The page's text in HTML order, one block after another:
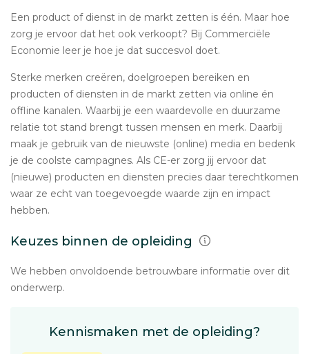
Een product of dienst in de markt zetten is één. Maar hoe
zorg je ervoor dat het ook verkoopt? Bij Commerciële
Economie leer je hoe je dat succesvol doet.
Sterke merken creëren, doelgroepen bereiken en
producten of diensten in de markt zetten via online én
offline kanalen. Waarbij je een waardevolle en duurzame
relatie tot stand brengt tussen mensen en merk. Daarbij
maak je gebruik van de nieuwste (online) media en bedenk
je de coolste campagnes. Als CE-er zorg jij ervoor dat
(nieuwe) producten en diensten precies daar terechtkomen
waar ze echt van toegevoegde waarde zijn en impact
hebben.
Keuzes binnen de opleiding
We hebben onvoldoende betrouwbare informatie over dit
onderwerp.
Kennismaken met de opleiding?